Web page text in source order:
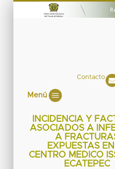
Contacto
Menú
INCIDENCIA Y
ASOCIADOS A
A
EXPUESTAS
CENTRO MEDICO
ECATEPEC